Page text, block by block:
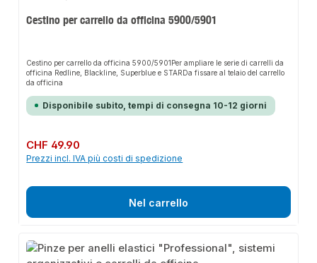
Cestino per carrello da officina 5900/5901
Cestino per carrello da officina 5900/5901Per ampliare le serie di carrelli da
officina Redline, Blackline, Superblue e STARDa fissare al telaio del carrello
da officina
Disponibile subito, tempi di consegna 10-12 giorni
Prezzo normale:
CHF 49.90
Prezzi incl. IVA più costi di spedizione
Nel carrello